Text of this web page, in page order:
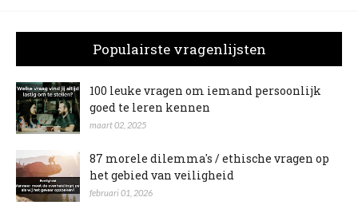
Populairste vragenlijsten
100 leuke vragen om iemand persoonlijk
goed te leren kennen
maart 02, 2025
87 morele dilemma's / ethische vragen op
het gebied van veiligheid
februari 01, 2026